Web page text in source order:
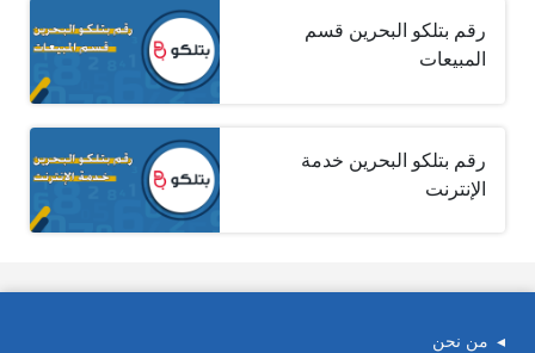
رقم بتلكو البحرين قسم
المبيعات
رقم بتلكو البحرين خدمة
الإنترنت
من نحن